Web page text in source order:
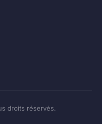
droits réservés.